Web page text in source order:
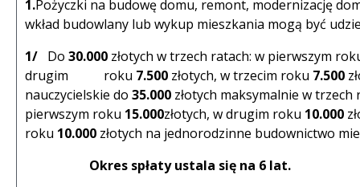
1.Pożyczki na budowę domu, remont, modernizację
wkład budowlany lub wykup mieszkania mogą być
1/ Do 30.000 złotych w trzech ratach: w pierwszym
drugim roku 7.500 złotych, w trzecim roku 7.500
nauczycielskie do 35.000 złotych maksymalnie w trzech
pierwszym roku 15.000złotych, w drugim roku 10.000
roku 10.000 złotych na jednorodzinne budownictwo
Okres spłaty ustala się na 6 lat.